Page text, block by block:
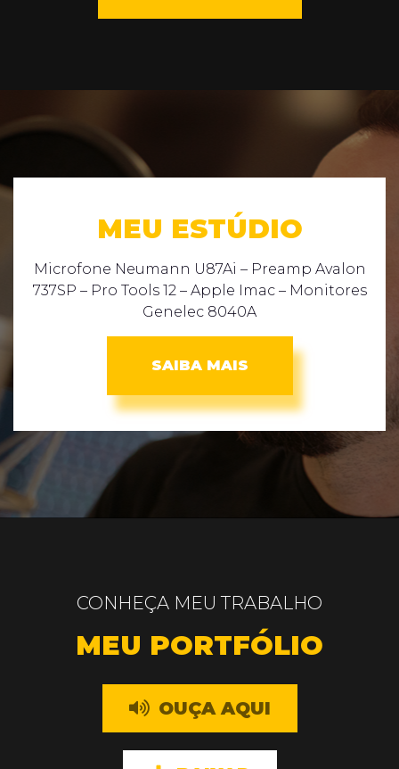
MEU ESTÚDIO
Microfone Neumann U87Ai – Preamp Avalon
737SP – Pro Tools 12 – Apple Imac – Monitores
Genelec 8040A
SAIBA MAIS
CONHEÇA MEU TRABALHO
MEU PORTFÓLIO
OUÇA AQUI